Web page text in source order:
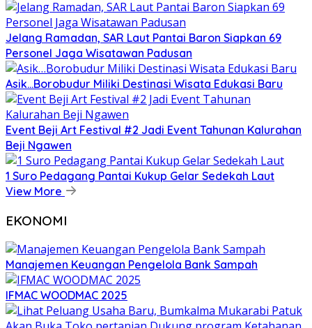
Jelang Ramadan, SAR Laut Pantai Baron Siapkan 69
Personel Jaga Wisatawan Padusan
Asik…Borobudur Miliki Destinasi Wisata Edukasi Baru
Event Beji Art Festival #2 Jadi Event Tahunan Kalurahan
Beji Ngawen
1 Suro Pedagang Pantai Kukup Gelar Sedekah Laut
View More
EKONOMI
Manajemen Keuangan Pengelola Bank Sampah
IFMAC WOODMAC 2025